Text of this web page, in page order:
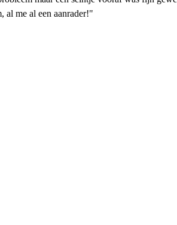
al me al een aanrader!"